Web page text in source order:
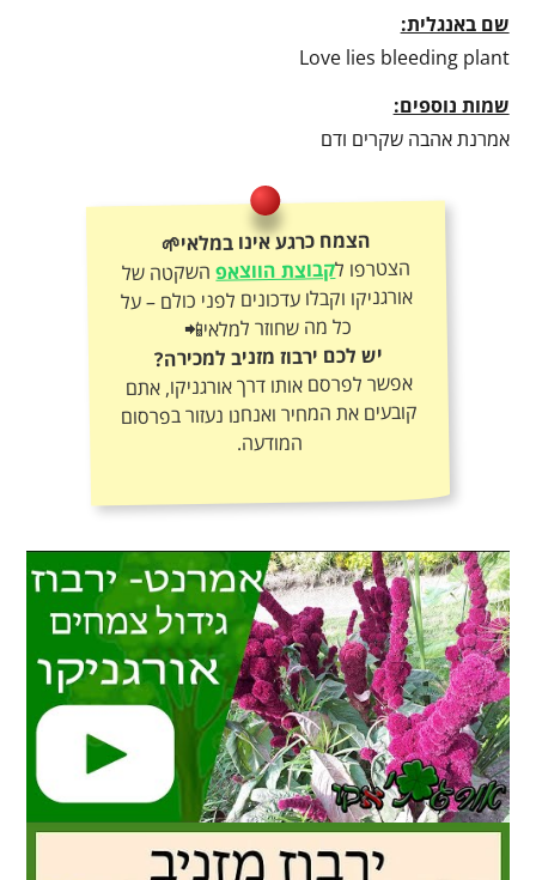
שם באנגלית:
Love lies bleeding plant
שמות נוספים:
אמרנת אהבה שקרים ודם
הצמח כרגע אינו במלאי🌱
הצטרפו לקבוצת הווצאפהשקטה של
אורגניקו וקבלו עדכונים לפני כולם – על
כל מה שחוזר למלאי📲
יש לכם ירבוז מזניב למכירה?
אפשר לפרסם אותו דרך אורגניקו, אתם
קובעים את המחיר ואנחנו נעזור בפרסום
המודעה.